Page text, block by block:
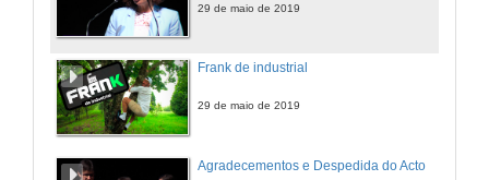
29 de maio de 2019
Frank de industrial
29 de maio de 2019
Agradecementos e Despedida do Acto